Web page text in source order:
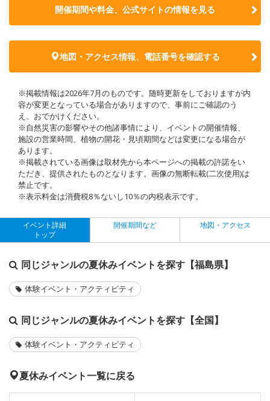
開催期間や料金、公式サイトの情報を見る
地図・アクセス情報、電話番号を確認する
※掲載情報は2026年7月のものです。随時更新をしておりますが内
容が変更となっている場合がありますので、事前にご確認のう
え、おでかけください。
※自然災害の影響やその他諸事情により、イベントの開催情報、
施設の営業時間、植物の開花・見頃期間などは変更になる場合が
あります。
※掲載されている画像は取材先から本ページへの掲載の許諾をい
ただき、提供されたものとなります。画像の無断転載(二次使用)は
禁止です。
※表示料金は消費税8％ないし10％の内税表示です。
イベント詳細
トップ
開催期間など 地図・アクセス
同じジャンルの夏休みイベントを探す【福島県】
体験イベント・アクティビティ
同じジャンルの夏休みイベントを探す【全国】
体験イベント・アクティビティ
夏休みイベント一覧に戻る